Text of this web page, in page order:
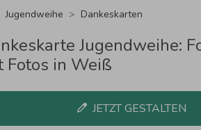
Jugendweihe Dankeskarten
Jugendweihe:
Fotos in Weiß
JETZT GESTALTEN